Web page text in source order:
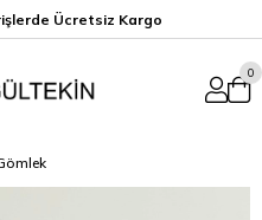
Ücretsiz Kargo
0